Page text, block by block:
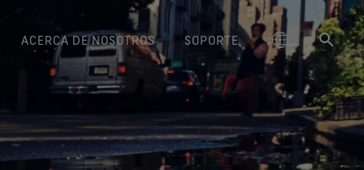
GORE‑TEX® Lifestyle Arc'teryx
Calzado GORE‑TEX®
Guantes GORE‑TEX®
La Durabilidad y el Valor de lo
ACERCA DE NOSOTROS
Freeride World Tour Embajadores de marca
SOPORTE
Instrucciones de cuidado Contacto
大中华区-中国大陆